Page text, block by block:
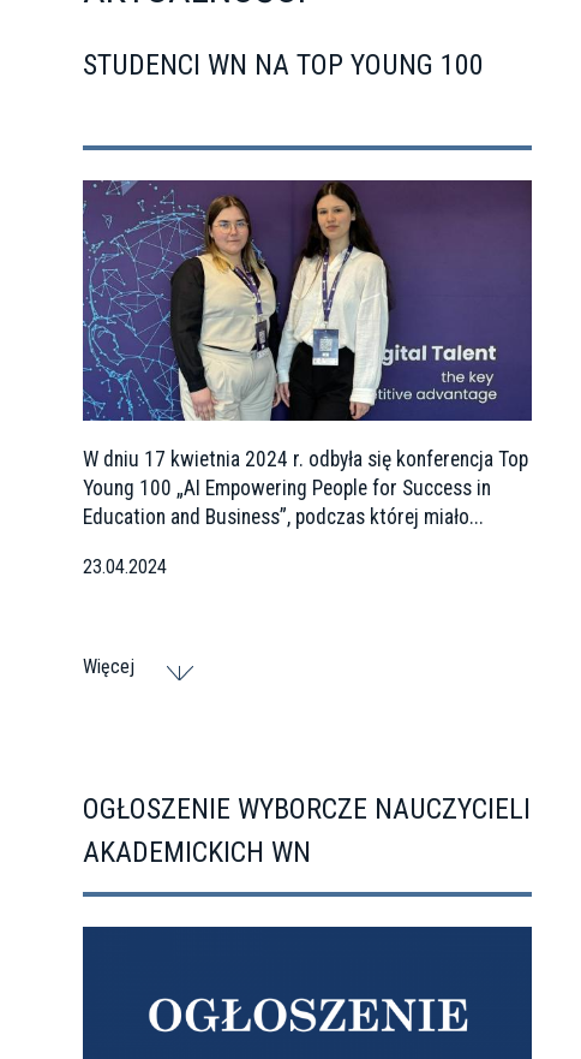
STUDENCI WN NA TOP YOUNG 100
W dniu 17 kwietnia 2024 r. odbyła się konferencja Top
Young 100 „AI Empowering People for Success in
Education and Business”, podczas której miało...
23.04.2024
Więcej
OGŁOSZENIE WYBORCZE NAUCZYCIELI
AKADEMICKICH WN